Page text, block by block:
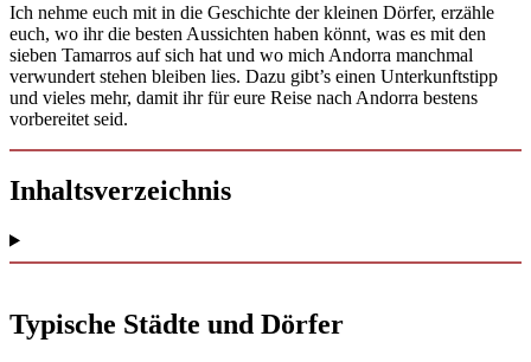
Ich nehme euch mit in die Geschichte der kleinen Dörfer, erzähle
euch, wo ihr die besten Aussichten haben könnt, was es mit den
sieben Tamarros auf sich hat und wo mich Andorra manchmal
verwundert stehen bleiben lies. Dazu gibt’s einen Unterkunftstipp
und vieles mehr, damit ihr für eure Reise nach Andorra bestens
vorbereitet seid.
Inhaltsverzeichnis
Typische Städte und Dörfer